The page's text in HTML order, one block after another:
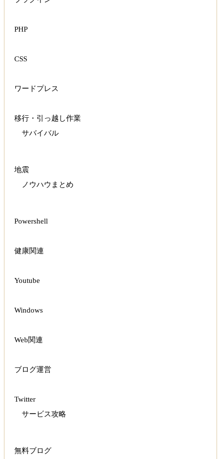
PHP
CSS
ワードプレス
移行・引っ越し作業
サバイバル
地震
ノウハウまとめ
Powershell
健康関連
Youtube
Windows
Web関連
ブログ運営
Twitter
サービス攻略
無料ブログ